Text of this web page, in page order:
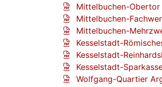
Mittelbuchen-Obertor
Mittelbuchen-
Mittelbuchen-
Kesselstadt-
Kesselstadt-
Kesselstadt-
Wolfgang-Quartier